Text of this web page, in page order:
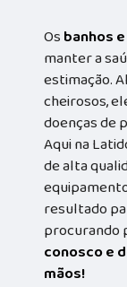
Osbanhos
manter a
estimação.
cheirosos,
doenças de
Aqui na
de alta
resultado
procurando
conosco e
mãos!